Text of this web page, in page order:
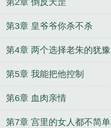
第2章 倒反天罡
第3章 皇爷爷你杀不杀
第4章 两个选择老朱的犹豫
第5章 我能把他控制
第6章 血肉亲情
第7章 宫里的女人都不简单